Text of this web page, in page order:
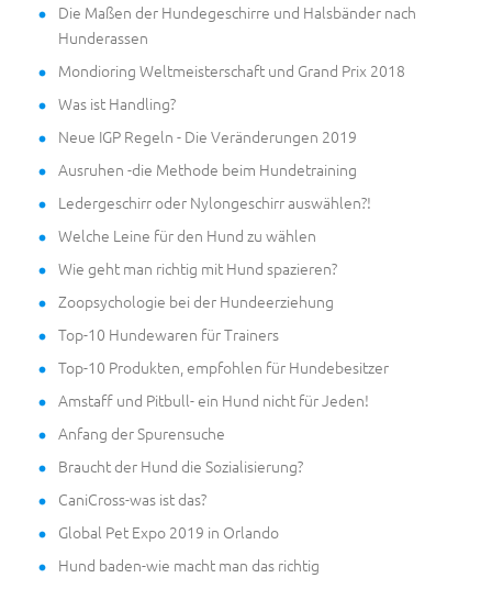
Die Maßen der Hundegeschirre und Halsbänder nach
Hunderassen
Mondioring Weltmeisterschaft und Grand Prix 2018
Was ist Handling?
Neue IGP Regeln - Die Veränderungen 2019
Ausruhen -die Methode beim Hundetraining
Ledergeschirr oder Nylongeschirr auswählen?!
Welche Leine für den Hund zu wählen
Wie geht man richtig mit Hund spazieren?
Zoopsychologie bei der Hundeerziehung
Top-10 Hundewaren für Trainers
Top-10 Produkten, empfohlen für Hundebesitzer
Amstaff und Pitbull- ein Hund nicht für Jeden!
Anfang der Spurensuche
Braucht der Hund die Sozialisierung?
CaniCross-was ist das?
Global Pet Expo 2019 in Orlando
Hund baden-wie macht man das richtig